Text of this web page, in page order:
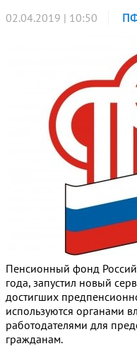
02.04.2019 | 10:50
Пенсионный фонд
года, запустил новый
достигших
используются органами
работодателями для
гражданам.